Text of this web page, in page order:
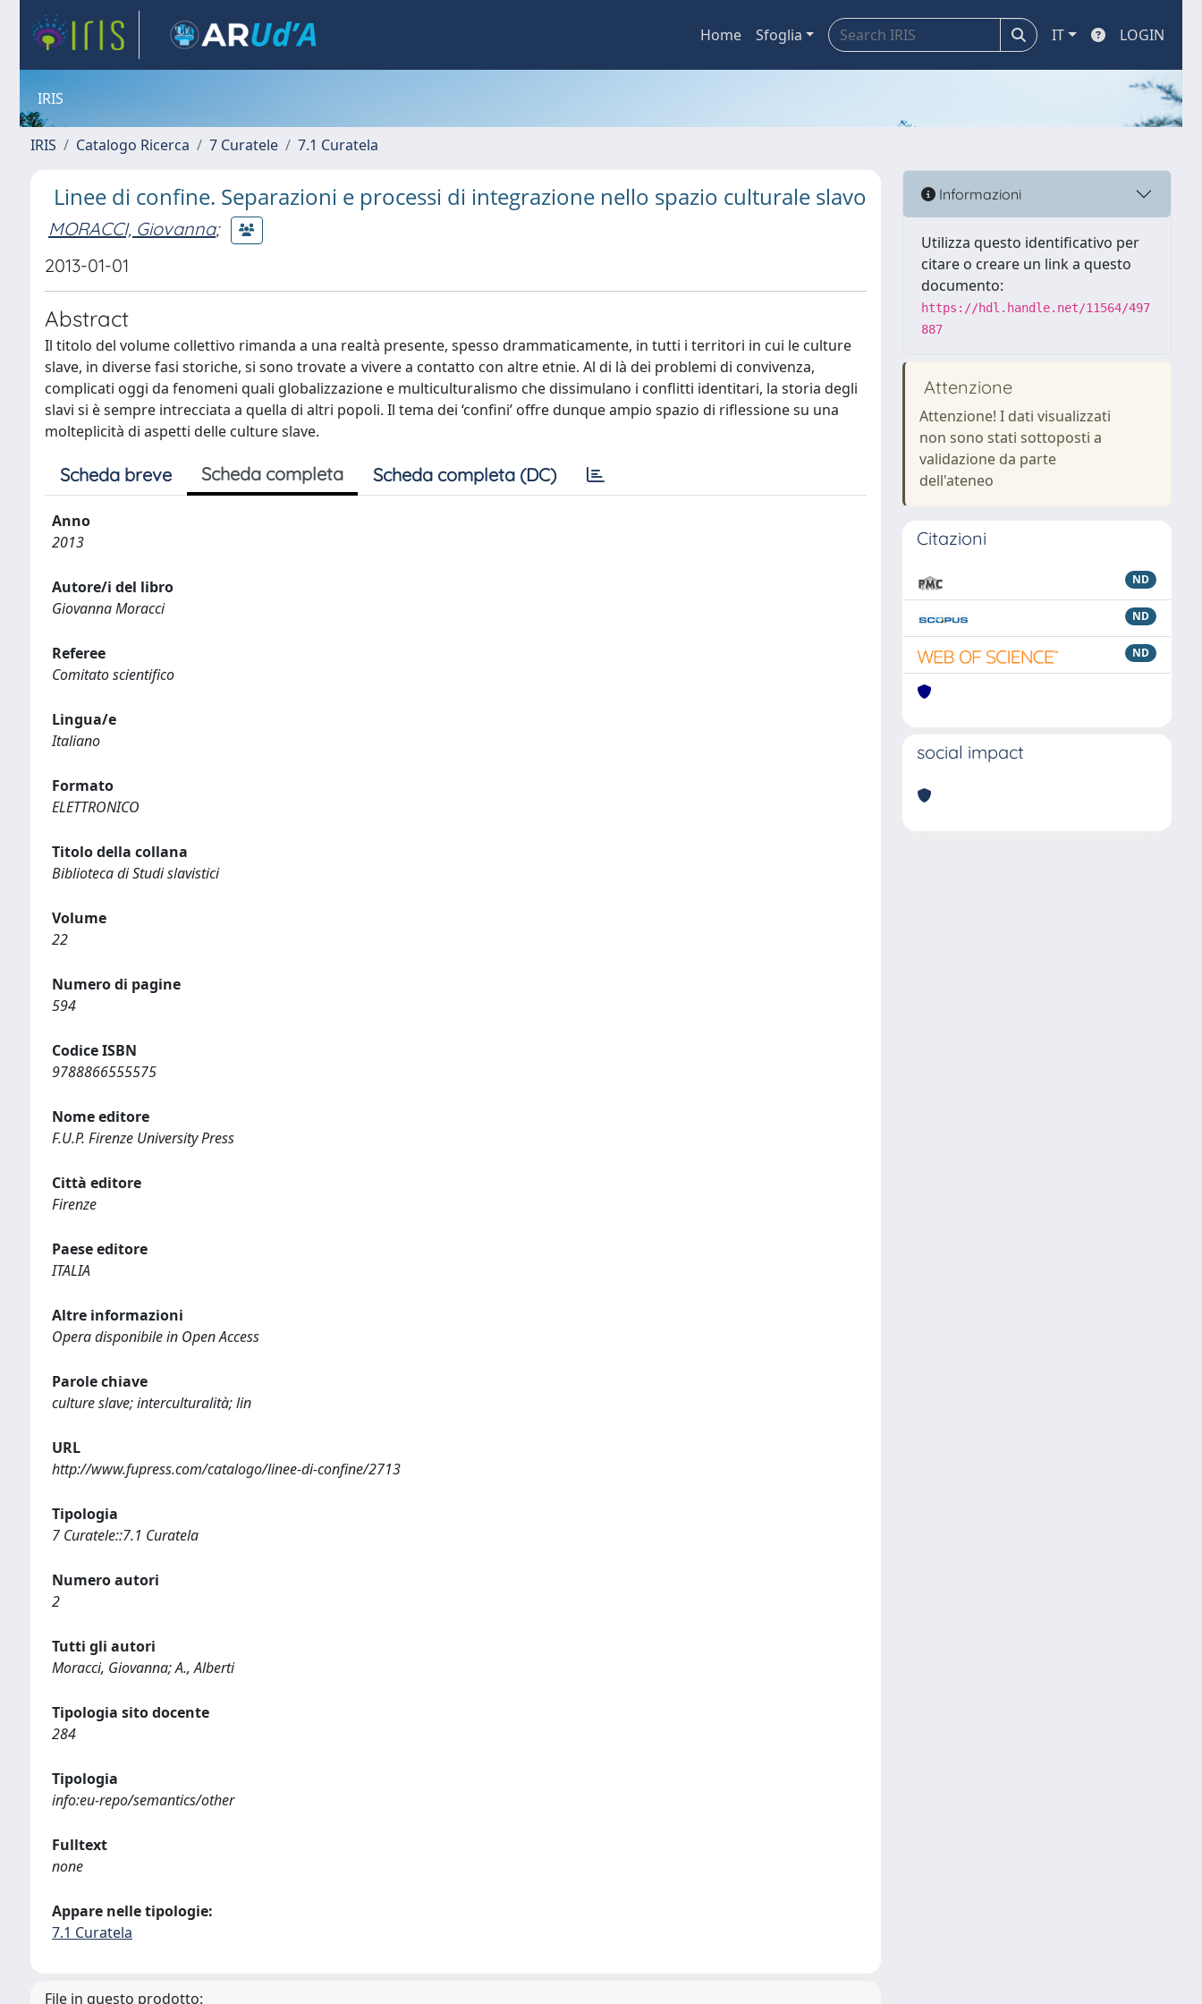
Home Sfoglia IT LOGIN
IRIS
IRIS Catalogo Ricerca 7 Curatele 7.1 Curatela
Linee di confine. Separazioni e processi di integrazione nello spazio culturale slavo
MORACCI, Giovanna;
2013-01-01
Abstract
Il titolo del volume collettivo rimanda a una realtà presente, spesso drammaticamente, in tutti i territori in cui le culture
slave, in diverse fasi storiche, si sono trovate a vivere a contatto con altre etnie. Al di là dei problemi di convivenza,
complicati oggi da fenomeni quali globalizzazione e multiculturalismo che dissimulano i conflitti identitari, la storia degli
slavi si è sempre intrecciata a quella di altri popoli. Il tema dei ‘confini’ offre dunque ampio spazio di riflessione su una
molteplicità di aspetti delle culture slave.
Scheda breve Scheda completa Scheda completa (DC)
Anno
2013
Autore/i del libro
Giovanna Moracci
Referee
Comitato scientifico
Lingua/e
Italiano
Formato
ELETTRONICO
Titolo della collana
Biblioteca di Studi slavistici
Volume
22
Numero di pagine
594
Codice ISBN
9788866555575
Nome editore
F.U.P. Firenze University Press
Città editore
Firenze
Paese editore
ITALIA
Altre informazioni
Opera disponibile in Open Access
Parole chiave
culture slave; interculturalità; lin
URL
http://www.fupress.com/catalogo/linee-di-confine/2713
Tipologia
7 Curatele::7.1 Curatela
Numero autori
2
Tutti gli autori
Moracci, Giovanna; A., Alberti
Tipologia sito docente
284
Tipologia
info:eu-repo/semantics/other
Fulltext
none
Appare nelle tipologie:
7.1 Curatela
File in questo prodotto:
Informazioni
Utilizza questo identificativo per
citare o creare un link a questo
documento:
https://hdl.handle.net/11564/497
887
Attenzione
Attenzione! I dati visualizzati
non sono stati sottoposti a
validazione da parte
dell'ateneo
Citazioni
ND
ND
ND
social impact